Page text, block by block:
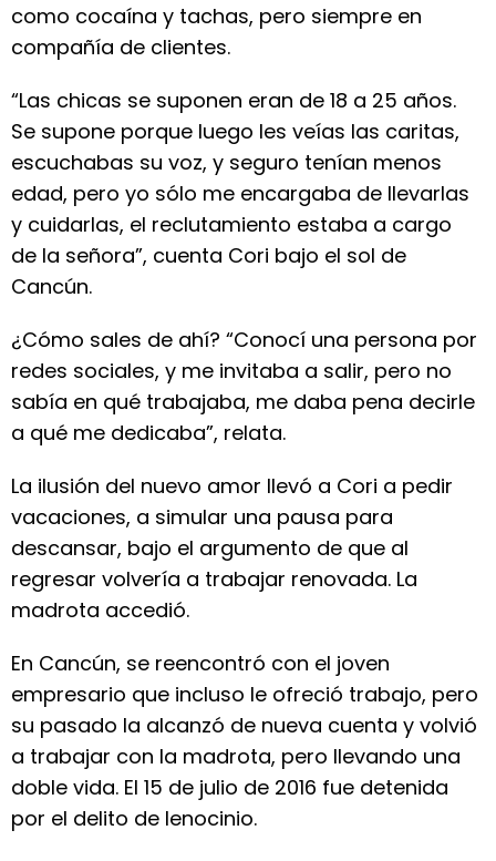
como cocaína y tachas, pero siempre en
compañía de clientes.
“Las chicas se suponen eran de 18 a 25 años.
Se supone porque luego les veías las caritas,
escuchabas su voz, y seguro tenían menos
edad, pero yo sólo me encargaba de llevarlas
y cuidarlas, el reclutamiento estaba a cargo
de la señora”, cuenta Cori bajo el sol de
Cancún.
¿Cómo sales de ahí? “Conocí una persona por
redes sociales, y me invitaba a salir, pero no
sabía en qué trabajaba, me daba pena decirle
a qué me dedicaba”, relata.
La ilusión del nuevo amor llevó a Cori a pedir
vacaciones, a simular una pausa para
descansar, bajo el argumento de que al
regresar volvería a trabajar renovada. La
madrota accedió.
En Cancún, se reencontró con el joven
empresario que incluso le ofreció trabajo, pero
su pasado la alcanzó de nueva cuenta y volvió
a trabajar con la madrota, pero llevando una
doble vida. El 15 de julio de 2016 fue detenida
por el delito de lenocinio.